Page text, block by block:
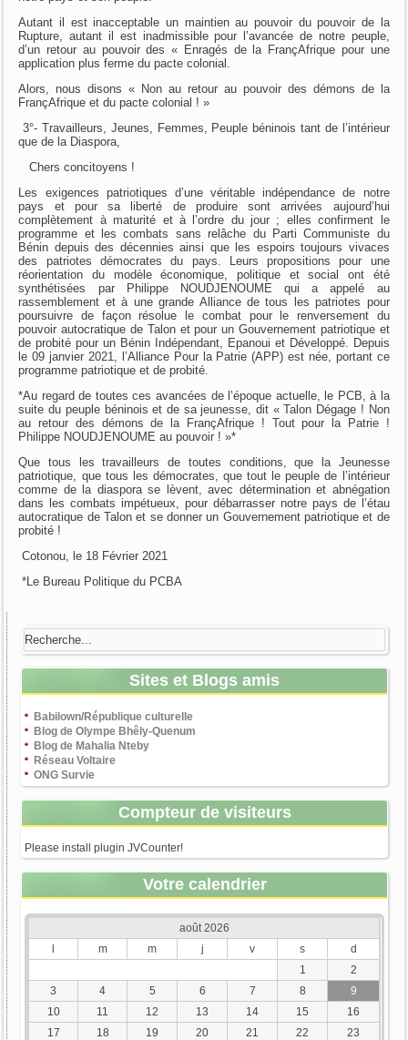
Autant il est inacceptable un maintien au pouvoir du pouvoir de la
Rupture, autant il est inadmissible pour l’avancée de notre peuple,
d’un retour au pouvoir des « Enragés de la FrançAfrique pour une
application plus ferme du pacte colonial.
Alors, nous disons « Non au retour au pouvoir des démons de la
FrançAfrique et du pacte colonial ! »
3°- Travailleurs, Jeunes, Femmes, Peuple béninois tant de l’intérieur
que de la Diaspora,
Chers concitoyens !
Les exigences patriotiques d’une véritable indépendance de notre
pays et pour sa liberté de produire sont arrivées aujourd’hui
complètement à maturité et à l’ordre du jour ; elles confirment le
programme et les combats sans relâche du Parti Communiste du
Bénin depuis des décennies ainsi que les espoirs toujours vivaces
des patriotes démocrates du pays. Leurs propositions pour une
réorientation du modèle économique, politique et social ont été
synthétisées par Philippe NOUDJENOUME qui a appelé au
rassemblement et à une grande Alliance de tous les patriotes pour
poursuivre de façon résolue le combat pour le renversement du
pouvoir autocratique de Talon et pour un Gouvernement patriotique et
de probité pour un Bénin Indépendant, Epanoui et Développé. Depuis
le 09 janvier 2021, l’Alliance Pour la Patrie (APP) est née, portant ce
programme patriotique et de probité.
*Au regard de toutes ces avancées de l’époque actuelle, le PCB, à la
suite du peuple béninois et de sa jeunesse, dit « Talon Dégage ! Non
au retour des démons de la FrançAfrique ! Tout pour la Patrie !
Philippe NOUDJENOUME au pouvoir ! »*
Que tous les travailleurs de toutes conditions, que la Jeunesse
patriotique, que tous les démocrates, que tout le peuple de l’intérieur
comme de la diaspora se lèvent, avec détermination et abnégation
dans les combats impétueux, pour débarrasser notre pays de l’étau
autocratique de Talon et se donner un Gouvernement patriotique et de
probité !
Cotonou, le 18 Février 2021
*Le Bureau Politique du PCBA
Sites et Blogs amis
Babilown/République culturelle
Blog de Olympe Bhêly-Quenum
Blog de Mahalia Nteby
Réseau Voltaire
ONG Survie
Compteur de visiteurs
Please install plugin JVCounter!
Votre calendrier
août 2026
l
m m j v s
d
1
2
3
4 5 6 7 8
9
10
11 12 13 14 15
16
17
18 19 20 21 22 23